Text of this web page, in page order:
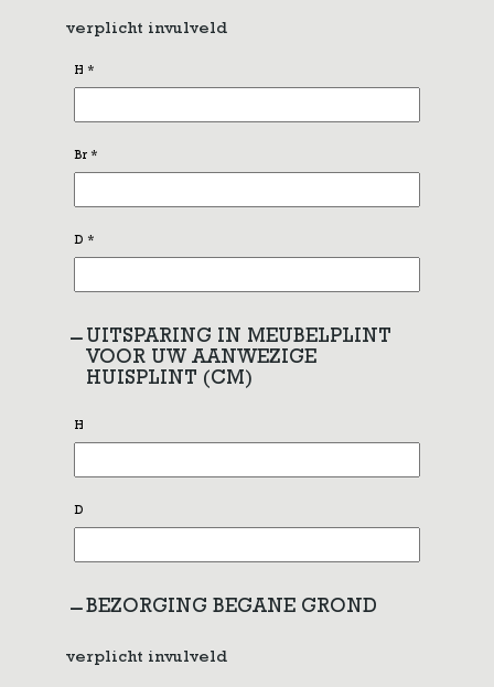
verplicht invulveld
H *
Br *
D *
UITSPARING IN MEUBELPLINT
VOOR UW AANWEZIGE
HUISPLINT (CM)
H
D
BEZORGING BEGANE GROND
verplicht invulveld